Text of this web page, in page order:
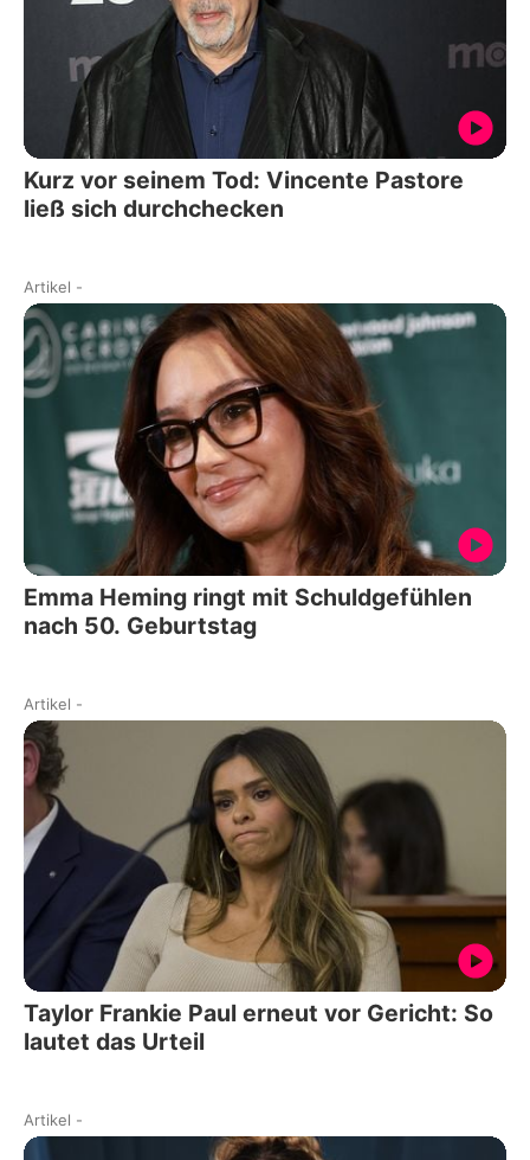
Kurz vor seinem Tod: Vincente Pastore
ließ sich durchchecken
Artikel -
Emma Heming ringt mit Schuldgefühlen
nach 50. Geburtstag
Artikel -
Taylor Frankie Paul erneut vor Gericht: So
lautet das Urteil
Artikel -